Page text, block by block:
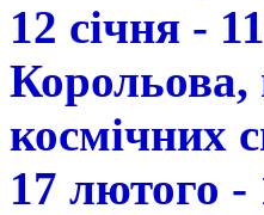
12 січня -
Корольова,
космічних
17 лютого